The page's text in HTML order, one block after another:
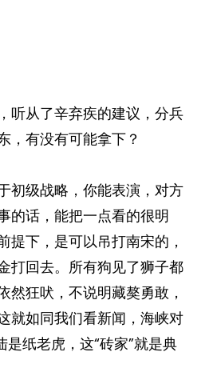
听从了辛弃疾的建议，分兵
，有没有可能拿下？
初级战略，你能表演，对方
的话，能把一点看的很明
提下，是可以吊打南宋的，
打回去。所有狗见了狮子都
然狂吠，不说明藏獒勇敢，
就如同我们看新闻，海峡对
是纸老虎，这“砖家”就是典